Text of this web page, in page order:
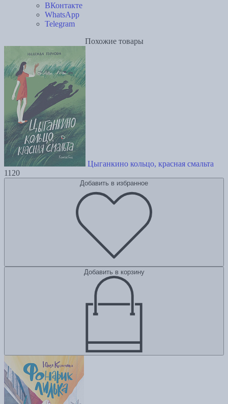
ВКонтакте
WhatsApp
Telegram
Похожие товары
Цыганкино кольцо, красная смальта
1120
Добавить в избранное
Добавить в корзину